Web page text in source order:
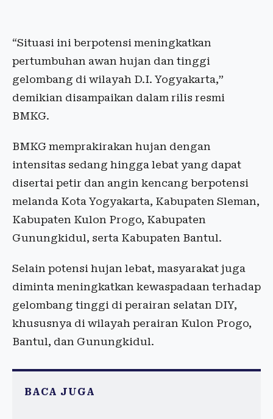
“Situasi ini berpotensi meningkatkan
pertumbuhan awan hujan dan tinggi
gelombang di wilayah D.I. Yogyakarta,”
demikian disampaikan dalam rilis resmi
BMKG.
BMKG memprakirakan hujan dengan
intensitas sedang hingga lebat yang dapat
disertai petir dan angin kencang berpotensi
melanda Kota Yogyakarta, Kabupaten Sleman,
Kabupaten Kulon Progo, Kabupaten
Gunungkidul, serta Kabupaten Bantul.
Selain potensi hujan lebat, masyarakat juga
diminta meningkatkan kewaspadaan terhadap
gelombang tinggi di perairan selatan DIY,
khususnya di wilayah perairan Kulon Progo,
Bantul, dan Gunungkidul.
BACA JUGA